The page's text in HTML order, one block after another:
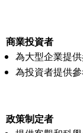
商業投資者
為大型企業提
為投資者提供
政策制定者